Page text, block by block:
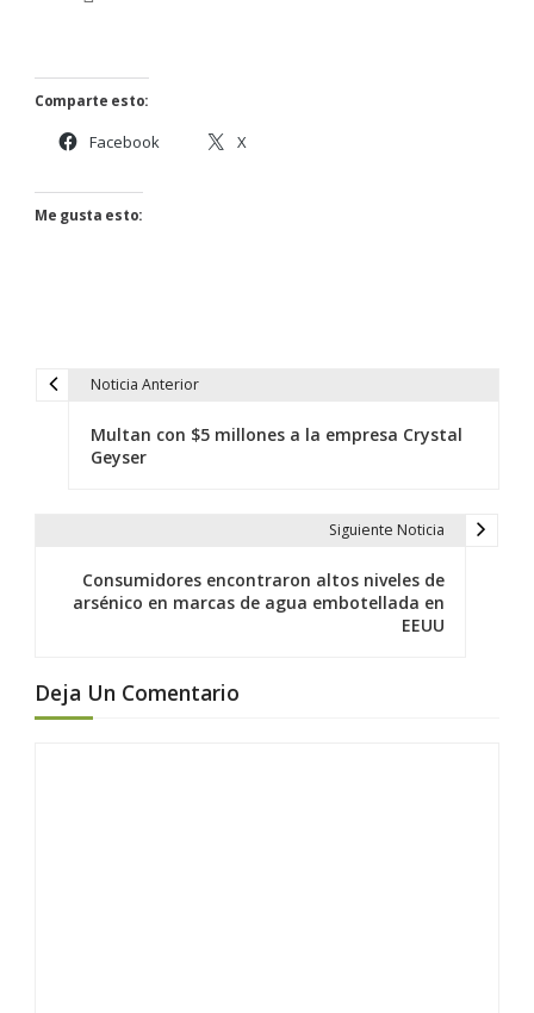
Comparte esto:
Facebook X
Me gusta esto:
N
n
d
Noticia Anterior
Multan con $5 millones a la empresa Crystal
Geyser
Siguiente Noticia
Consumidores encontraron altos niveles de
arsénico en marcas de agua embotellada en
EEUU
Deja Un Comentario